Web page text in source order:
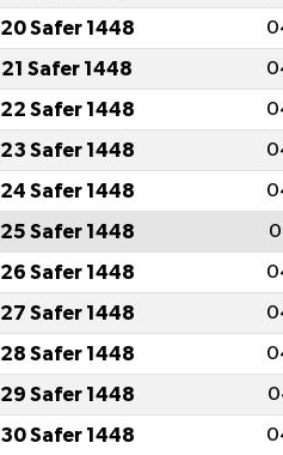
20 Safer 1448
21 Safer 1448
22 Safer 1448
23 Safer 1448
24 Safer 1448
25 Safer 1448
26 Safer 1448
27 Safer 1448
28 Safer 1448
29 Safer 1448
30 Safer 1448